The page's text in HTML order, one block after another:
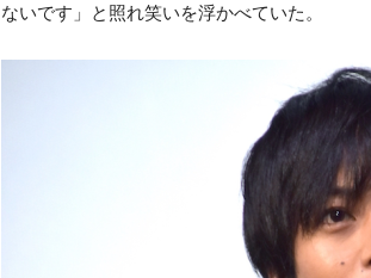
ないです」と照れ笑いを浮かべていた。